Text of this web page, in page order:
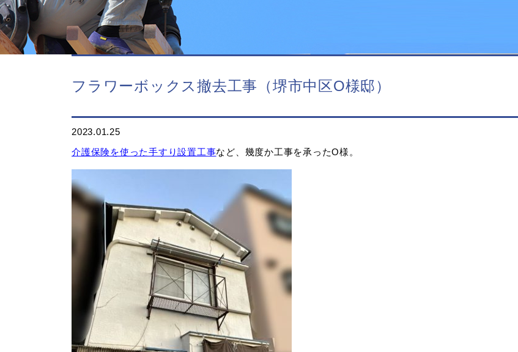
フラワーボックス撤去工事（堺市中区O様邸）
2023.01.25
介護保険を使った手すり設置工事など、幾度か工事を承ったO様。